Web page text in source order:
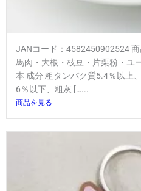
JANコード：4582450902524
馬肉・大根・枝豆・片栗粉・ユ
本 成分 粗タンパク質5.4％以上
6％以下、粗灰 […...
商品を見る